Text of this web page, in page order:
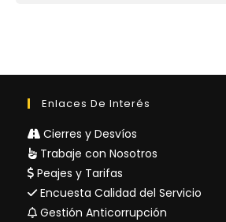
Enlaces De Interés
Cierres y Desvíos
Trabaje con Nosotros
Peajes y Tarifas
Encuesta Calidad del Servicio
Gestión Anticorrupción